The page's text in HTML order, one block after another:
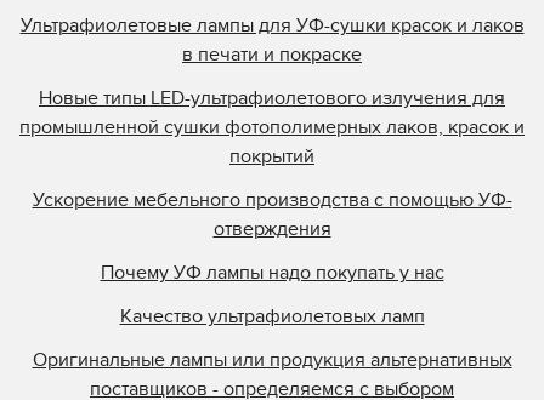
Ультрафиолетовые лампы для УФ-сушки красок и лаков
в печати и покраске
Новые типы LED-ультрафиолетового излучения для
промышленной сушки фотополимерных лаков, красок и
покрытий
Ускорение мебельного производства с помощью УФ-
отверждения
Почему УФ лампы надо покупать у нас
Качество ультрафиолетовых ламп
Оригинальные лампы или продукция альтернативных
поставщиков - определяемся с выбором